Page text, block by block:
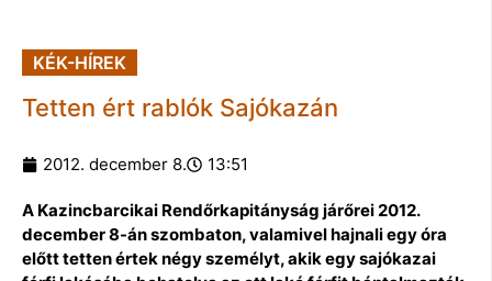
KÉK-HÍREK
Tetten ért rablók Sajókazán
2012. december 8. 13:51
A Kazincbarcikai Rendőrkapitányság járőrei 2012.
december 8-án szombaton, valamivel hajnali egy óra
előtt tetten értek négy személyt, akik egy sajókazai